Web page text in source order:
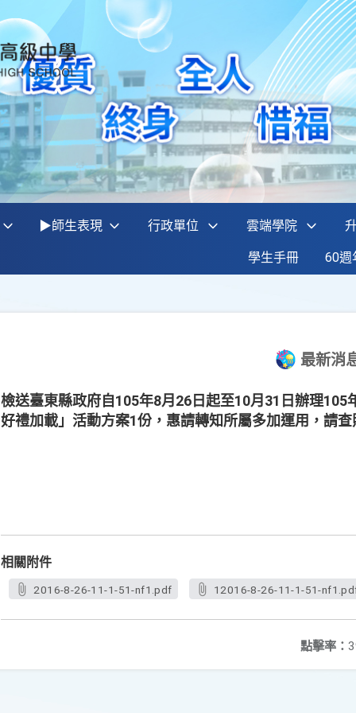
▶師生表現 行政單位 雲端學院
學生手冊 60週
最新消
檢送臺東縣政府自105年8月26日起至10月31日辦理105
好禮加載」活動方案1份，惠請轉知所屬多加運用，請查
相關附件
2016-8-26-11-1-51-nf1.pdf 12016-8-26-11-1-51-
點擊率：